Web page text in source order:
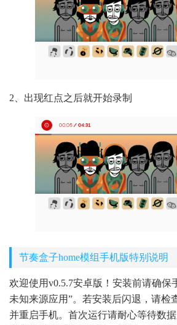
2、出现红点之后就开始录制
节奏盒子home模组手机版特别说明
欢迎使用v0.5.7安卓版！安装前请确保
未知来源应用”。若安装后闪退，请检
并重启手机。首次运行请耐心等待数